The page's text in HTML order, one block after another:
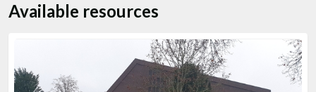
Available resources